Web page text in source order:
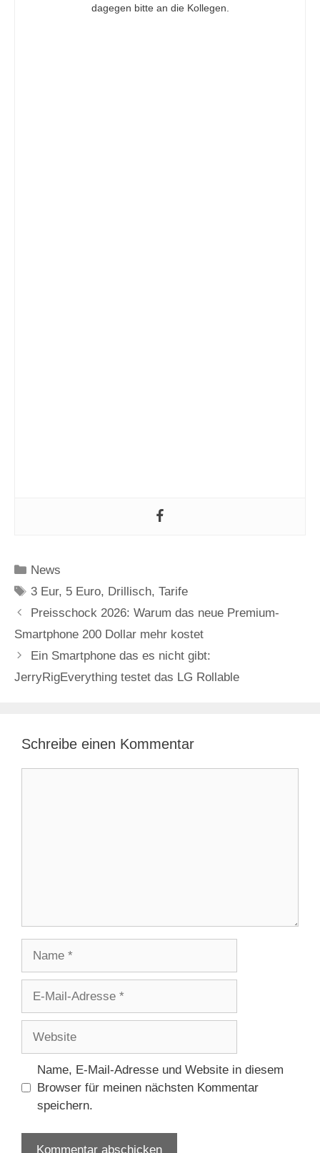
dagegen bitte an die Kollegen.
Kategorien
News
Schlagwörter
3 Eur, 5 Euro, Drillisch,Tarife
Preisschock 2026: Warum das neue Premium-
Smartphone 200 Dollar mehr kostet
Ein Smartphone das es nicht gibt:
JerryRigEverything testet das LG Rollable
Schreibe einen Kommentar
Adresse
Name, E-Mail-Adresse und Website in diesem
Browser für meinen nächsten Kommentar
speichern.